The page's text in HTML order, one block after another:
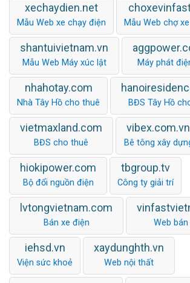
xechaydien.net
Mẫu Web xe chạy điện Mẫu Web chợ
shantuivietnam.vn
Mẫu Web Máy xúc lật Máy phát
nhahotay.com
Nhà Tây Hồ cho thuê BĐS Tây Hồ
vietmaxland.com
BĐS cho thuê
vibex.com.vn
Bê tông xây
hiokipower.com
Bộ đổi nguồn điện
tbgroup.tv
Công ty giải trí
lvtongvietnam.com
Bán xe điện Web
iehsd.vn
Viện sức khoẻ
xaydunghth.vn
Web nội thất